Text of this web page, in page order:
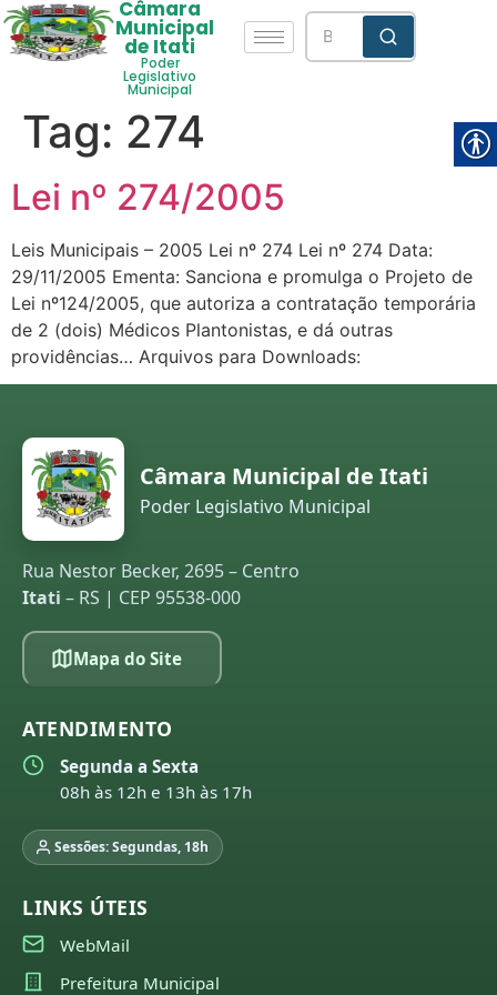
Câmara
Municipal
de Itati
Poder
Legislativo
Municipal
Tag: 274
Lei nº 274/2005
Leis Municipais – 2005 Lei nº 274 Lei nº 274 Data:
29/11/2005 Ementa: Sanciona e promulga o Projeto de
Lei nº124/2005, que autoriza a contratação temporária
de 2 (dois) Médicos Plantonistas, e dá outras
providências… Arquivos para Downloads:
Câmara Municipal de Itati
Poder Legislativo Municipal
Rua Nestor Becker, 2695 – Centro
Itati – RS | CEP 95538-000
Mapa do Site
ATENDIMENTO
Segunda a Sexta
08h às 12h e 13h às 17h
Sessões: Segundas, 18h
LINKS ÚTEIS
WebMail
Prefeitura Municipal